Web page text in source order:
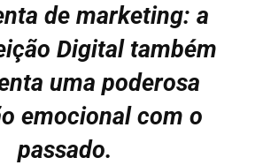
de marketing: a
Digital também
uma poderosa
emocional com o
passado.